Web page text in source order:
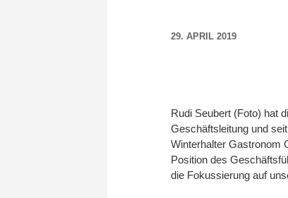
29. APRIL 2019
Rudi Seubert (Foto) hat
Geschäftsleitung und
Winterhalter Gastronom
Position des
die Fokussierung auf